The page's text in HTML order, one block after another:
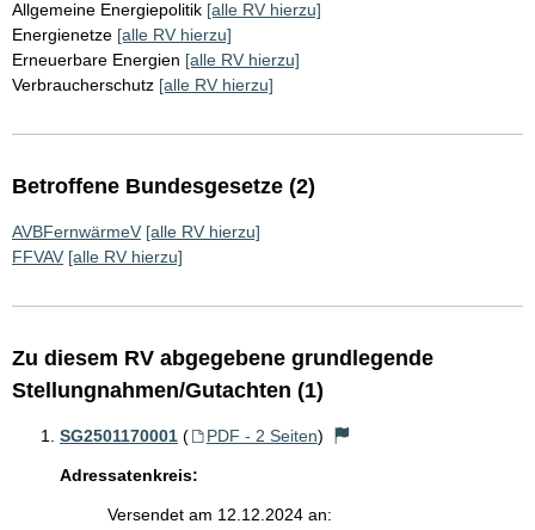
Allgemeine Energiepolitik [alle RV hierzu]
Energienetze [alle RV hierzu]
Erneuerbare Energien [alle RV hierzu]
Verbraucherschutz [alle RV hierzu]
Betroffene Bundesgesetze (2)
AVBFernwärmeV [alle RV hierzu]
FFVAV [alle RV hierzu]
Zu diesem RV abgegebene grundlegende
Stellungnahmen/Gutachten (1)
SG2501170001 ( PDF - 2 Seiten)
Adressatenkreis:
Versendet am 12.12.2024 an: